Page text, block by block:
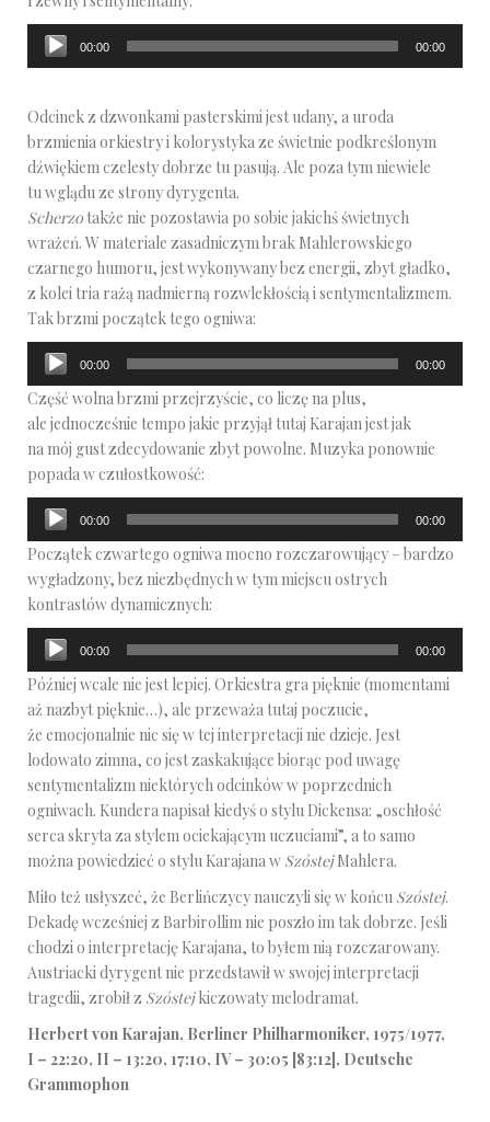
Odtwarzacz
plików
00:00 00:00
Odcinek z dzwonkami pasterskimi jest udany, a uroda
brzmienia orkiestry i kolorystyka ze świetnie podkreślonym
dźwiękiem czelesty dobrze tu pasują. Ale poza tym niewiele
tu wglądu ze strony dyrygenta.
Scherzotakże nie pozostawia po sobie jakichś świetnych
wrażeń. W materiale zasadniczym brak Mahlerowskiego
czarnego humoru, jest wykonywany bez energii, zbyt gładko,
z kolei tria rażą nadmierną rozwlekłością i sentymentalizmem.
Tak brzmi początek tego ogniwa:
Odtwarzacz
plików
dźwiękowych
00:00 00:00
Część wolna brzmi przejrzyście, co liczę na plus,
ale jednocześnie tempo jakie przyjął tutaj Karajan jest jak
na mój gust zdecydowanie zbyt powolne. Muzyka ponownie
popada w czułostkowość:
Odtwarzacz
plików
dźwiękowych
00:00 00:00
Początek czwartego ogniwa mocno rozczarowujący – bardzo
wygładzony, bez niezbędnych w tym miejscu ostrych
kontrastów dynamicznych:
Odtwarzacz
plików
dźwiękowych
00:00 00:00
Później wcale nie jest lepiej. Orkiestra gra pięknie (momentami
aż nazbyt pięknie…), ale przeważa tutaj poczucie,
że emocjonalnie nic się w tej interpretacji nie dzieje. Jest
lodowato zimna, co jest zaskakujące biorąc pod uwagę
sentymentalizm niektórych odcinków w poprzednich
ogniwach. Kundera napisał kiedyś o stylu Dickensa: „oschłość
serca skryta za stylem ociekającym uczuciami”, a to samo
można powiedzieć o stylu Karajana w SzóstejMahlera.
Miło też usłyszeć, że Berlińczycy nauczyli się w końcu Szóstej.
Dekadę wcześniej z Barbirollim nie poszło im tak dobrze. Jeśli
chodzi o interpretację Karajana, to byłem nią rozczarowany.
Austriacki dyrygent nie przedstawił w swojej interpretacji
tragedii, zrobił z Szóstejkiczowaty melodramat.
Herbert von Karajan, Berliner Philharmoniker, 1975/1977,
I – 22:20, II – 13:20, 17:10, IV – 30:05 [83:12], Deutsche
Grammophon